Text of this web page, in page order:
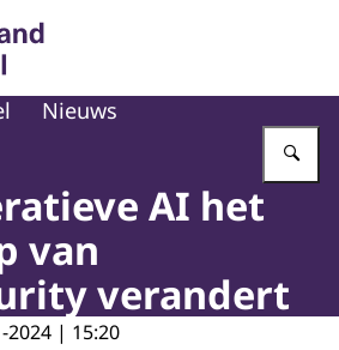
Nederland Digitaal
Nieuws
AI het
van
verandert
2024 | 15:20